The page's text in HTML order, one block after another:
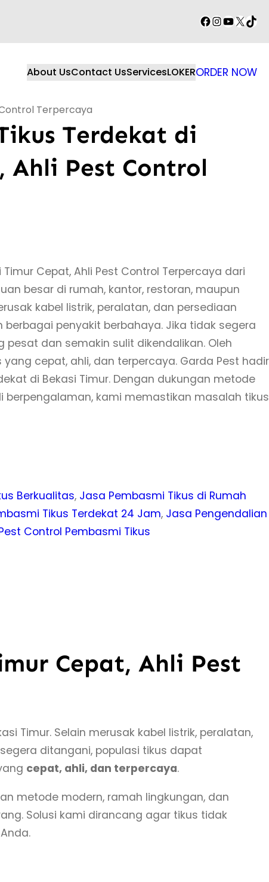
Facebook
Instagram
YouTube
X
About UsContact UsServicesLOKERORDER NOW
Terpercaya
Terdekat di
Ahli Pest Control
Cepat, Ahli Pest Control Terpercaya dari
besar di rumah, kantor, restoran, maupun
kabel listrik, peralatan, dan persediaan
penyakit berbahaya. Jika tidak segera
dan semakin sulit dikendalikan. Oleh
cepat, ahli, dan terpercaya. Garda Pest hadir
di Bekasi Timur. Dengan dukungan metode
berpengalaman, kami memastikan masalah tikus
Berkualitas, Jasa Pembasmi Tikus di Rumah
Tikus Terdekat 24 Jam, Jasa Pengendalian
Control Pembasmi Tikus
Cepat, Ahli Pest
Timur. Selain merusak kabel listrik, peralatan,
ditangani, populasi tikus dapat
cepat, ahli, dan terpercaya.
metode modern, ramah lingkungan, dan
Solusi kami dirancang agar tikus tidak